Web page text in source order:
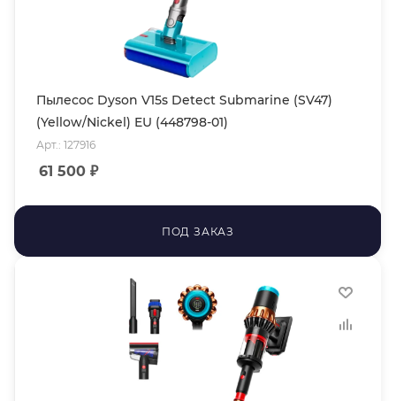
Пылесос Dyson V15s Detect Submarine (SV47)
(Yellow/Nickel) EU (448798-01)
Арт.: 127916
61 500 ₽
ПОД ЗАКАЗ